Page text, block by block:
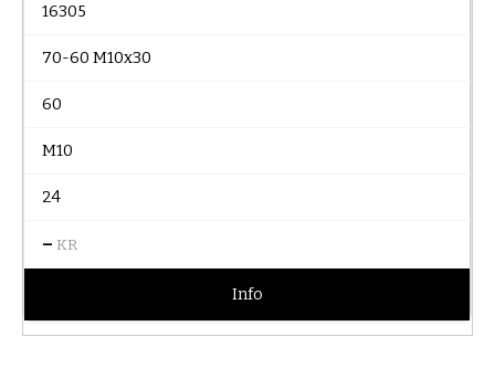
16305
70-60 M10x30
60
M10
24
– KR
Info